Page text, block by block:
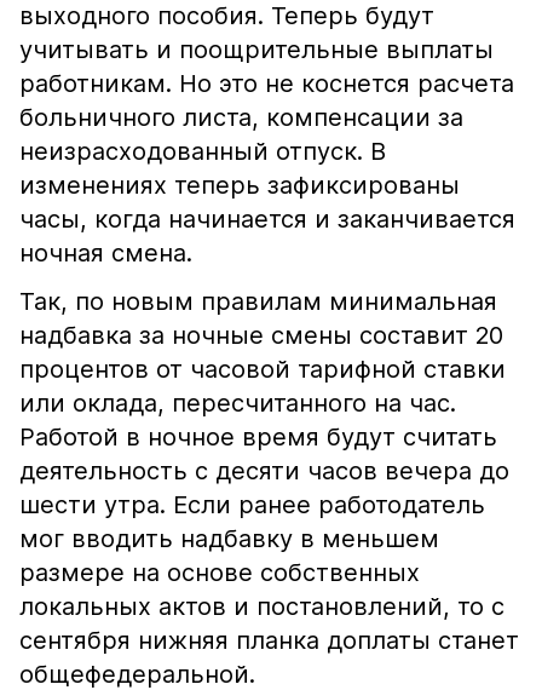
выходного пособия. Теперь будут
учитывать и поощрительные выплаты
работникам. Но это не коснется расчета
больничного листа, компенсации за
неизрасходованный отпуск. В
изменениях теперь зафиксированы
часы, когда начинается и заканчивается
ночная смена.
Так, по новым правилам минимальная
надбавка за ночные смены составит 20
процентов от часовой тарифной ставки
или оклада, пересчитанного на час.
Работой в ночное время будут считать
деятельность с десяти часов вечера до
шести утра. Если ранее работодатель
мог вводить надбавку в меньшем
размере на основе собственных
локальных актов и постановлений, то с
сентября нижняя планка доплаты станет
общефедеральной.